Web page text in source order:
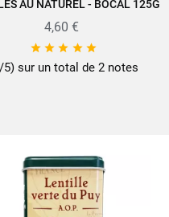
AU PANIER
AU NATUREL - BOCAL 125G
4,60 €
    
5) sur un total de 2 notes